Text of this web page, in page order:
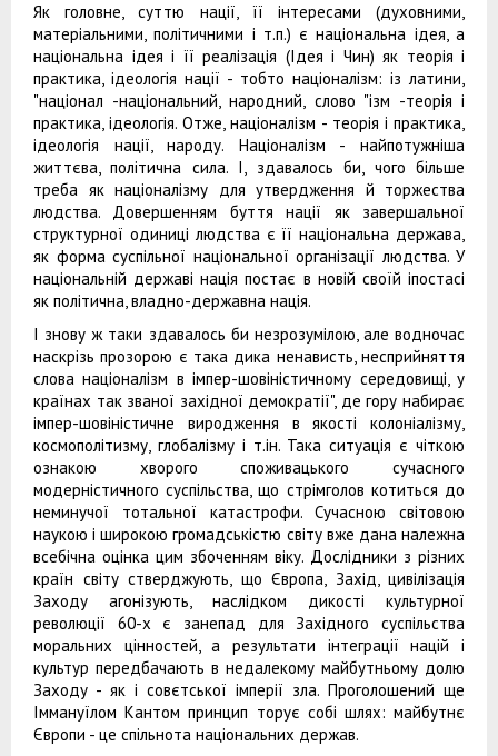
Як головне, суттю нації, її інтересами (духовними,
матеріальними, політичними і т.п.) є національна ідея, а
національна ідея і її реалізація (Ідея і Чин) як теорія і
практика, ідеологія нації - тобто націоналізм: із латини,
"націонал -національний, народний, слово "ізм -теорія і
практика, ідеологія. Отже, націоналізм - теорія і практика,
ідеологія нації, народу. Націоналізм - найпотужніша
життєва, політична сила. І, здавалось би, чого більше
треба як націоналізму для утвердження й торжества
людства. Довершенням буття нації як завершальної
структурної одиниці людства є її національна держава,
як форма суспільної національної організації людства. У
національній державі нація постає в новій своїй іпостасі
як політична, владно-державна нація.
І знову ж таки здавалось би незрозумілою, але водночас
наскрізь прозорою є така дика ненависть, несприйняття
слова націоналізм в імпер-шовіністичному середовищі, у
країнах так званої західної демократії", де гору набирає
імпер-шовіністичне виродження в якості колоніалізму,
космополітизму, глобалізму і т.ін. Така ситуація є чіткою
ознакою хворого споживацького сучасного
модерністичного суспільства, що стрімголов котиться до
неминучої тотальної катастрофи. Сучасною світовою
наукою і широкою громадськістю світу вже дана належна
всебічна оцінка цим збоченням віку. Дослідники з різних
країн світу стверджують, що Європа, Захід, цивілізація
Заходу агонізують, наслідком дикості культурної
революції 60-х є занепад для Західного суспільства
моральних цінностей, а результати інтеграції націй і
культур передбачають в недалекому майбутньому долю
Заходу - як і совєтської імперії зла. Проголошений ще
Іммануїлом Кантом принцип торує собі шлях: майбутнє
Європи - це спільнота національних держав.